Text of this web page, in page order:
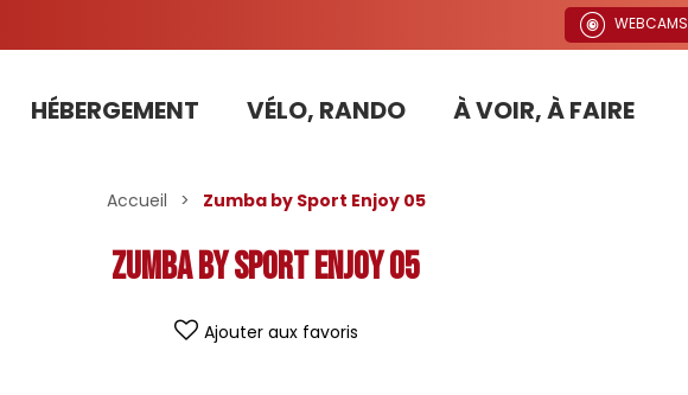
WEBCAMS
HÉBERGEMENT VÉLO, RANDO À VOIR, À FAIRE
Accueil > Zumba by Sport Enjoy 05
Zumba by Sport Enjoy 05
Ajouter aux favoris